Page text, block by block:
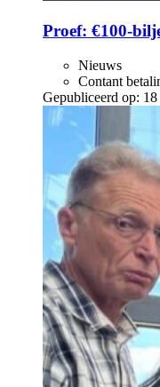
Proef: €100-
Nieuws
Contant
Gepubliceerd op: